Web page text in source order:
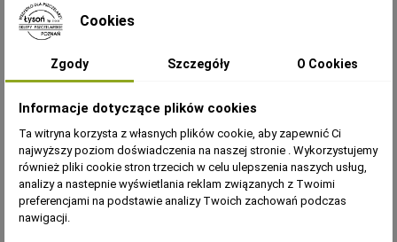
POWAŁKA DO ULA 6-
RAMKOWEGO - DADANT
- NIEMALOWANA
W11640
85,01 zł
Dodaj do
koszyka
RAMKOWEGO -
WIELKOPOLSKIEGO -
87,70 zł
Dodaj do
koszyka
Cookies
Zgody Szczegóły O Cookies
Informacje dotyczące plików cookies
Ta witryna korzysta z własnych plików cookie, aby zapewnić Ci
najwyższy poziom doświadczenia na naszej stronie . Wykorzystujemy
również pliki cookie stron trzecich w celu ulepszenia naszych usług,
analizy a nastepnie wyświetlania reklam związanych z Twoimi
preferencjami na podstawie analizy Twoich zachowań podczas
nawigacji.